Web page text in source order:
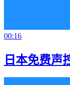
00:16
日本免费声